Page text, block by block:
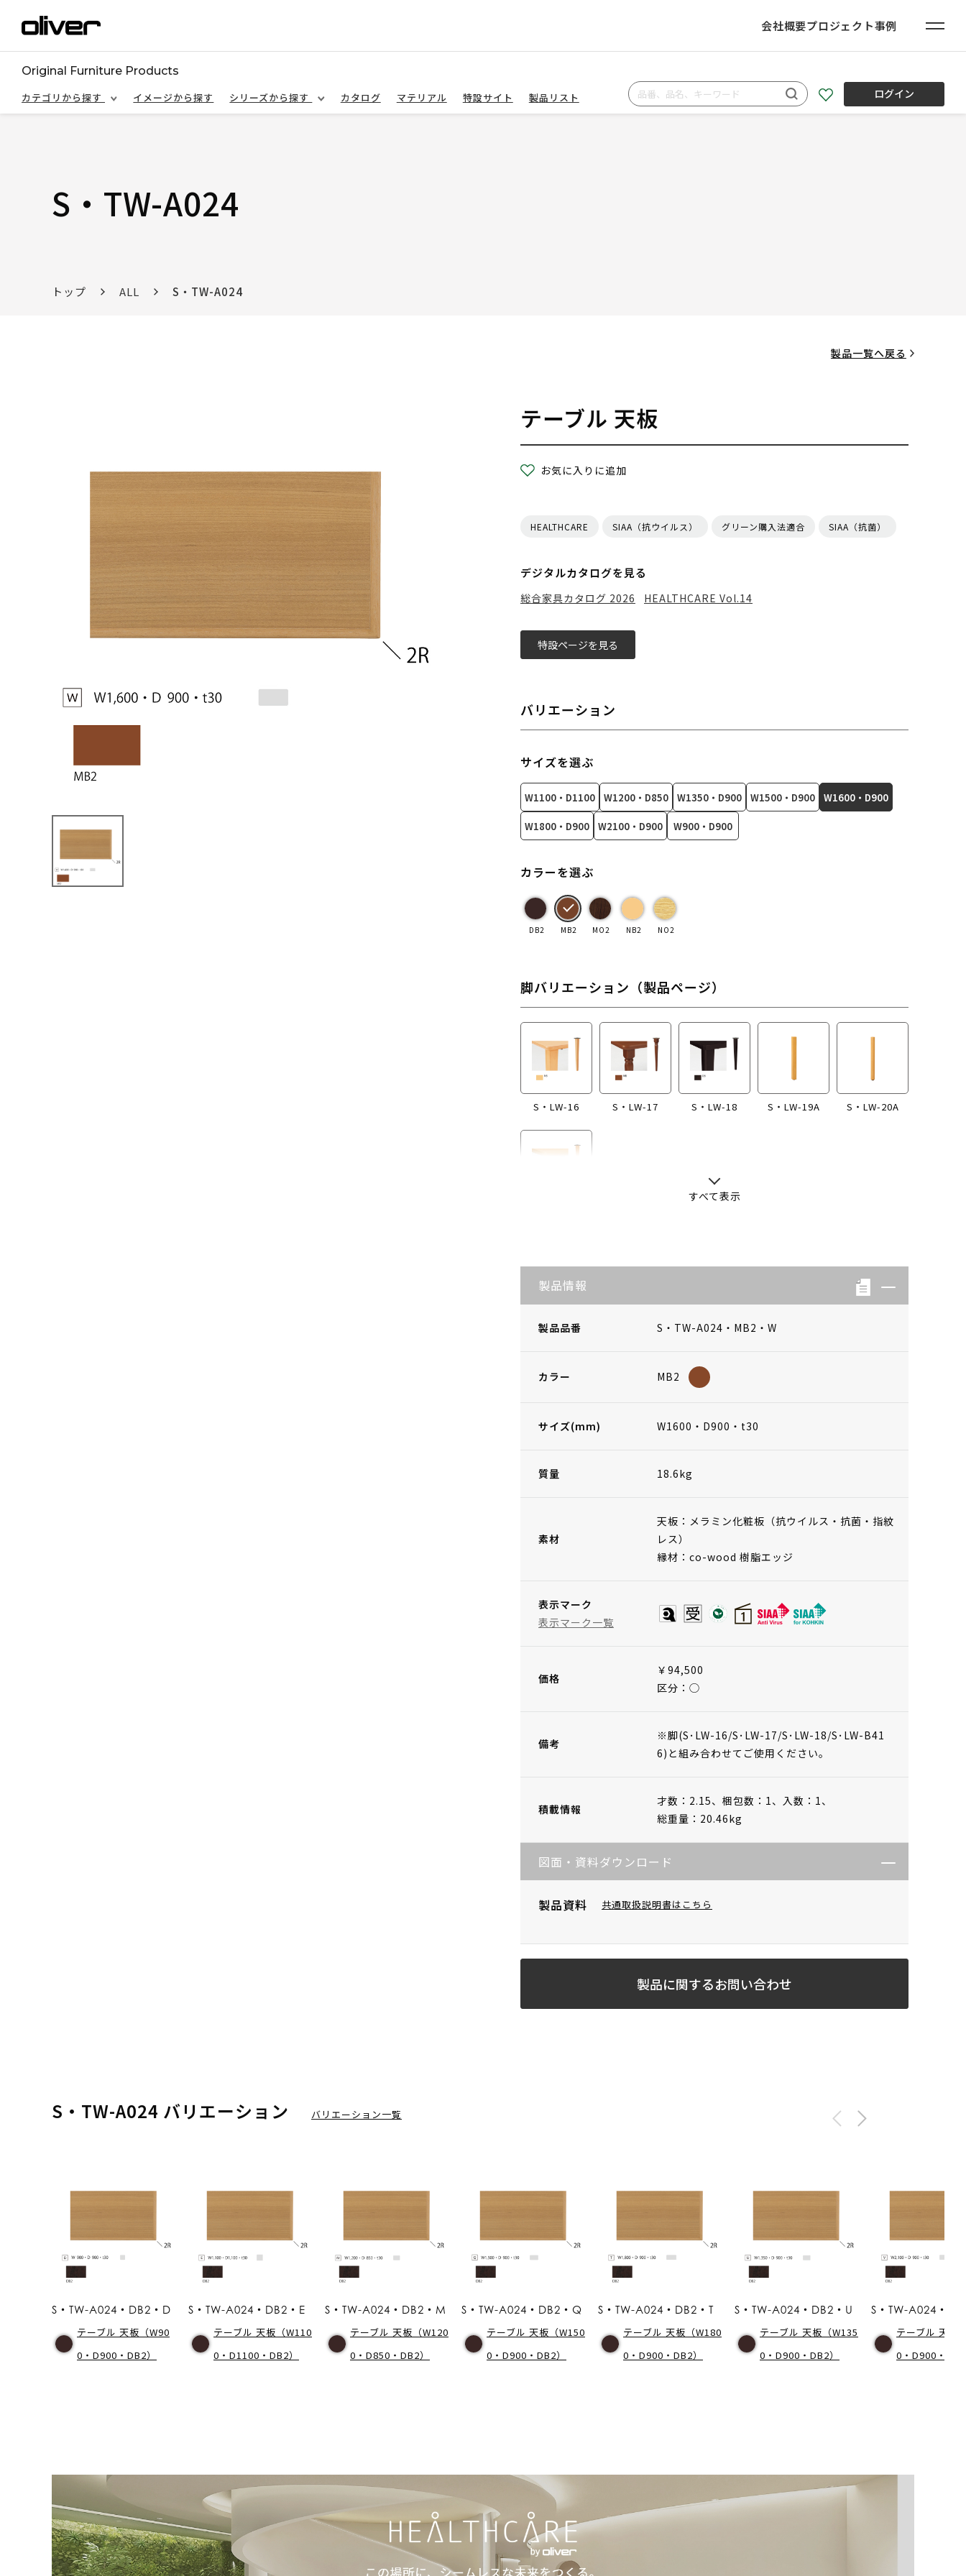
会社概要プロジェクト事例
Original Furniture Products
カテゴリから探す
イメージから探す シリーズから探す カタログ マテリアル 特設サイト 製品リスト ログイン
S・TW-A024
トップ ALL S・TW-A024
製品一覧へ戻る
テーブル 天板
お気に入りに追加
HEALTHCARE SIAA（抗ウイルス） グリーン購入法適合 SIAA（抗菌）
デジタルカタログを見る
総合家具カタログ 2026 HEALTHCARE Vol.14
特設ページを見る
バリエーション
サイズを選ぶ
W1100・D1100 W1200・D850 W1350・D900 W1500・D900 W1600・D900
W1800・D900 W2100・D900 W900・D900
カラーを選ぶ
DB2 MB2 MO2 NB2 NO2
脚バリエーション（製品ページ）
S・LW-16 S・LW-17 S・LW-18 S・LW-19A S・LW-20A
すべて表示
製品情報
製品品番 S・TW-A024・MB2・W
カラー MB2
サイズ(mm) W1600・D900・t30
質量 18.6kg
素材
天板：メラミン化粧板（抗ウイルス・抗菌・指紋
レス）
縁材：co-wood 樹脂エッジ
表示マーク
表示マーク一覧
価格
￥94,500
区分：◯
備考
※脚(S･LW-16/S･LW-17/S･LW-18/S･LW-B41
6)と組み合わせてご使用ください。
積載情報
才数：2.15、 梱包数：1、 入数：1、
総重量：20.46kg
図面・資料ダウンロード
製品資料 共通取扱説明書はこちら
製品に関するお問い合わせ
S・TW-A024 バリエーション バリエーション一覧
S・TW-A024・DB2・D
テーブル 天板（W90
0・D900・DB2）
S・TW-A024・DB2・E
テーブル 天板（W110
0・D1100・DB2）
S・TW-A024・DB2・M
テーブル 天板（W120
0・D850・DB2）
S・TW-A024・DB2・Q
テーブル 天板（W150
0・D900・DB2）
S・TW-A024・DB2・T
テーブル 天板（W180
0・D900・DB2）
S・TW-A024・DB2・U
テーブル 天板（W135
0・D900・DB2）
S・TW-A024・
テーブル 天板
0・D900・